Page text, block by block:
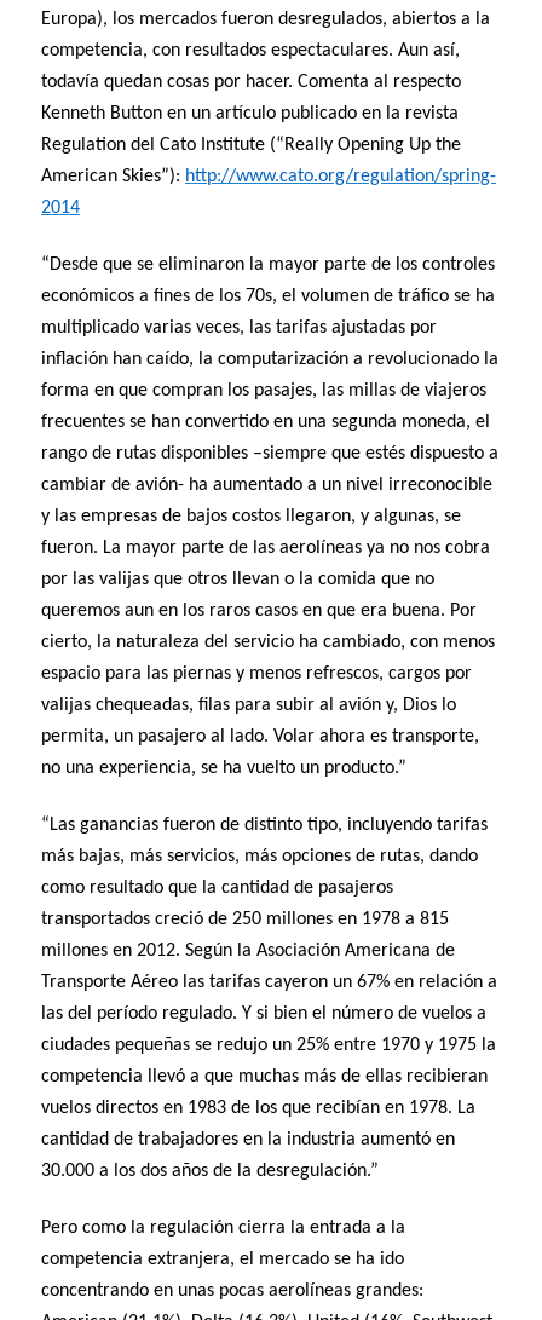
Europa), los mercados fueron desregulados, abiertos a la
competencia, con resultados espectaculares. Aun así,
todavía quedan cosas por hacer. Comenta al respecto
Kenneth Button en un artículo publicado en la revista
Regulation del Cato Institute (“Really Opening Up the
American Skies”): http://www.cato.org/regulation/spring-
2014
“Desde que se eliminaron la mayor parte de los controles
económicos a fines de los 70s, el volumen de tráfico se ha
multiplicado varias veces, las tarifas ajustadas por
inflación han caído, la computarización a revolucionado la
forma en que compran los pasajes, las millas de viajeros
frecuentes se han convertido en una segunda moneda, el
rango de rutas disponibles –siempre que estés dispuesto a
cambiar de avión- ha aumentado a un nivel irreconocible
y las empresas de bajos costos llegaron, y algunas, se
fueron. La mayor parte de las aerolíneas ya no nos cobra
por las valijas que otros llevan o la comida que no
queremos aun en los raros casos en que era buena. Por
cierto, la naturaleza del servicio ha cambiado, con menos
espacio para las piernas y menos refrescos, cargos por
valijas chequeadas, filas para subir al avión y, Dios lo
permita, un pasajero al lado. Volar ahora es transporte,
no una experiencia, se ha vuelto un producto.”
“Las ganancias fueron de distinto tipo, incluyendo tarifas
más bajas, más servicios, más opciones de rutas, dando
como resultado que la cantidad de pasajeros
transportados creció de 250 millones en 1978 a 815
millones en 2012. Según la Asociación Americana de
Transporte Aéreo las tarifas cayeron un 67% en relación a
las del período regulado. Y si bien el número de vuelos a
ciudades pequeñas se redujo un 25% entre 1970 y 1975 la
competencia llevó a que muchas más de ellas recibieran
vuelos directos en 1983 de los que recibían en 1978. La
cantidad de trabajadores en la industria aumentó en
30.000 a los dos años de la desregulación.”
Pero como la regulación cierra la entrada a la
competencia extranjera, el mercado se ha ido
concentrando en unas pocas aerolíneas grandes: